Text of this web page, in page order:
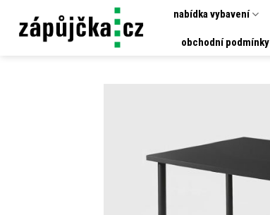
nabídka vybavení
obchodní podmínky